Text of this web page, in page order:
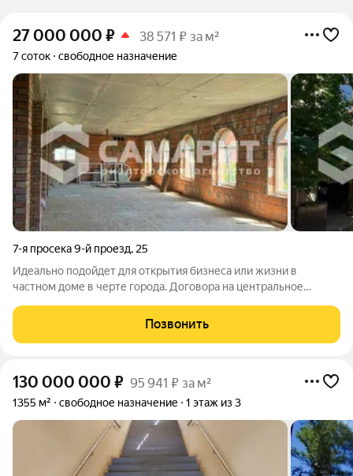
27 000 000 ₽ 38 571 ₽ за м²
7 соток свободное назначение
7-я просека 9-й проезд, 25
Идеально подойдет для открытия бизнеса или жизни в
частном доме в черте города. Договора на центральное
необходимые вводы проложены в доме). Крыша металло-
черепица, стены из керакама. Фундамент
Позвонить
130 000 000 ₽ 95 941 ₽ за м²
1355 м² свободное назначение 1 этаж из 3